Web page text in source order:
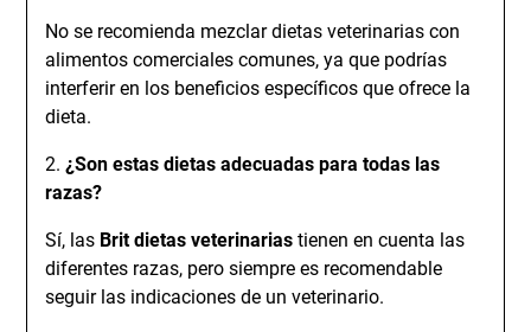
No se recomienda mezclar dietas veterinarias con
alimentos comerciales comunes, ya que podrías
interferir en los beneficios específicos que ofrece la
dieta.
2.¿Son estas dietas adecuadas para todas las
razas?
Sí, las Brit dietas veterinarias tienen en cuenta las
diferentes razas, pero siempre es recomendable
seguir las indicaciones de un veterinario.